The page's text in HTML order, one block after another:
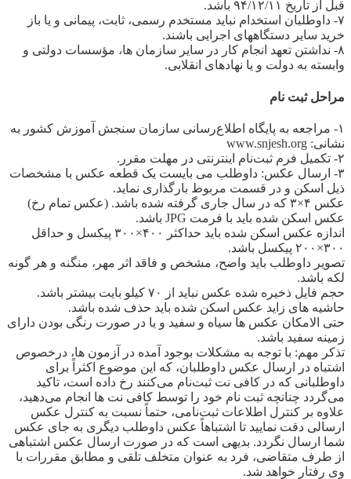
قبل از تاریخ ۹۴/۱۲/۱۱ باشد.
۷- داوطلبان استخدام نباید مستخدم رسمی، ثابت، پیمانی و یا باز
خرید سایر دستگاههای اجرایی باشند.
۸- نداشتن تعهد انجام کار در سایر سازمان ها، مؤسسات دولتی و
وابسته به دولت و یا نهادهای انقلابی.
مراحل ثبت نام
۱- مراجعه به پایگاه اطلاع‌رسانی سازمان سنجش‌ آموزش کشور به
نشانی: www.snjesh.org
۲- تکمیل فرم ثبت‌نام اینترنتی در مهلت مقرر.
۳- ارسال عکس: داوطلب می بایست یک قطعه عکس با مشخصات
ذیل اسکن و در قسمت مربوط بارگذاری نماید.
عکس ۴×۳ که در سال جاری گرفته شده باشد. (عکس تمام رخ)
عکس اسکن شده باید با فرمت JPG باشد.
اندازه عکس اسکن شده باید حداکثر ۴۰۰×۳۰۰ پیکسل و حداقل
۳۰۰×۲۰۰ پیکسل باشد.
تصویر داوطلب باید واضح، مشخص و فاقد اثر مهر، منگنه و هر گونه
لکه باشد.
حجم فایل ذخیره شده عکس نباید از ۷۰ کیلو بایت بیشتر باشد.
حاشیه های زاید عکس اسکن شده باید حذف شده باشد.
حتی الامکان عکس ها سیاه و سفید و یا در صورت رنگی بودن دارای
زمینه سفید باشد.
تذکر مهم: با توجه به مشکلات بوجود آمده در آزمون ها، درخصوص
اشتباه در ارسال عکس داوطلبان، که این موضوع اکثراً برای
داوطلبانی که در کافی نت ثبت‌نام می‌کنند رخ داده است، تاکید
می‌گردد چنانچه ثبت نام خود را توسط کافی نت ها انجام می‌دهید،
علاوه بر کنترل اطلاعات ثبت‌نامی، حتماً نسبت به کنترل عکس
ارسالی دقت نمایید تا اشتباهاً عکس داوطلب دیگری به جای عکس
شما ارسال نگردد. بدیهی است که در صورت ارسال عکس اشتباهی
از طرف متقاضی، فرد به عنوان متخلف تلقی و مطابق مقررات با
وی رفتار خواهد شد.